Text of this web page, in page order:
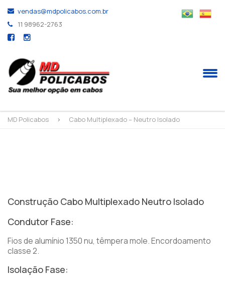
vendas@mdpolicabos.com.br
11 98962-2763
MD Policabos > Cabo Multiplexado – Neutro Isolado
Construção Cabo Multiplexado Neutro Isolado
Condutor Fase:
Fios de alumínio 1350 nu, têmpera mole. Encordoamento
classe 2.
Isolação Fase: